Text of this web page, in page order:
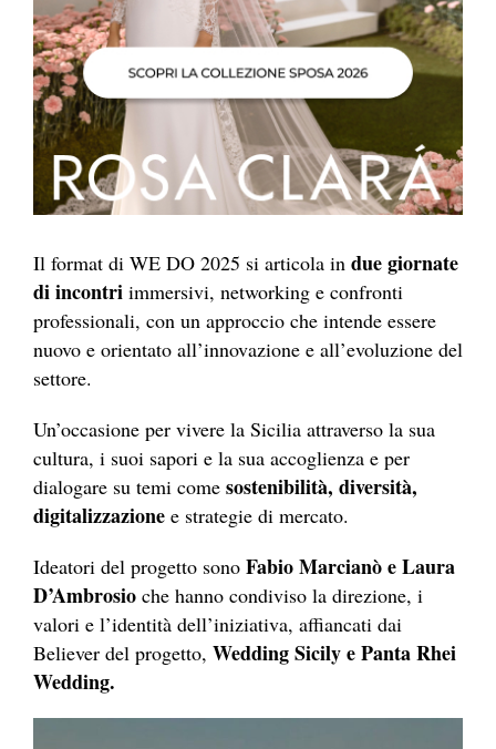
Il format di WE DO 2025 si articola in due giornate
di incontri immersivi, networking e confronti
professionali, con un approccio che intende essere
nuovo e orientato all’innovazione e all’evoluzione del
settore.
Un’occasione per vivere la Sicilia attraverso la sua
cultura, i suoi sapori e la sua accoglienza e per
dialogare su temi come sostenibilità, diversità,
digitalizzazione e strategie di mercato.
Ideatori del progetto sono Fabio Marcianò e Laura
D’Ambrosio che hanno condiviso la direzione, i
valori e l’identità dell’iniziativa, affiancati dai
Believer del progetto, Wedding Sicily e Panta Rhei
Wedding.